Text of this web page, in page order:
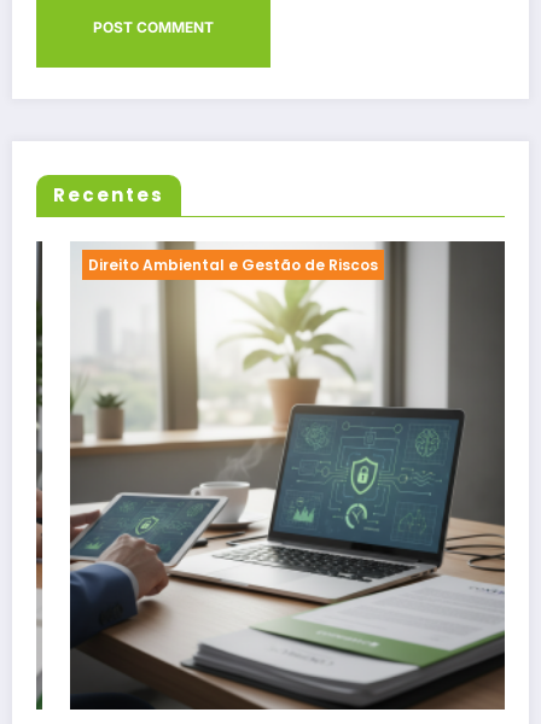
Recentes
Direito Ambiental e Gestão de Riscos